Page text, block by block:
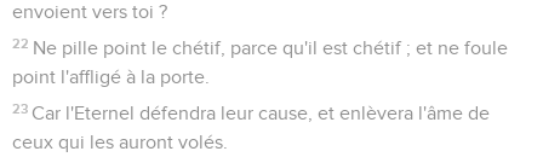
envoient vers toi ?
22 Ne pille point le chétif, parce qu'il est chétif ; et ne foule
point l'affligé à la porte.
23 Car l'Eternel défendra leur cause, et enlèvera l'âme de
ceux qui les auront volés.